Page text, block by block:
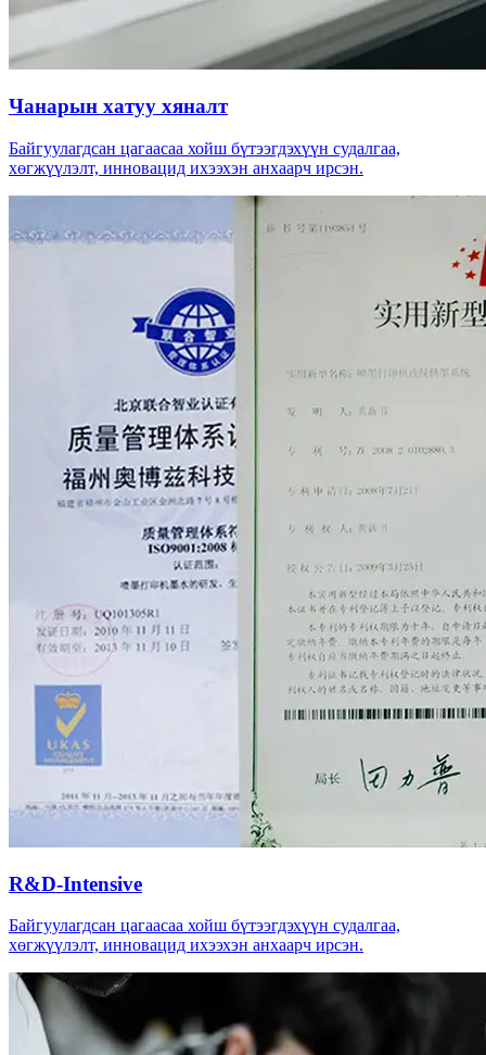
Чанарын хатуу хяналт
Байгуулагдсан цагаасаа хойш бүтээгдэхүүн судалгаа,
хөгжүүлэлт, инновацид ихээхэн анхаарч ирсэн.
R&D-Intensive
Байгуулагдсан цагаасаа хойш бүтээгдэхүүн судалгаа,
хөгжүүлэлт, инновацид ихээхэн анхаарч ирсэн.